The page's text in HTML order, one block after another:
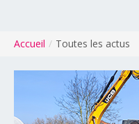
Accueil / Toutes les actus